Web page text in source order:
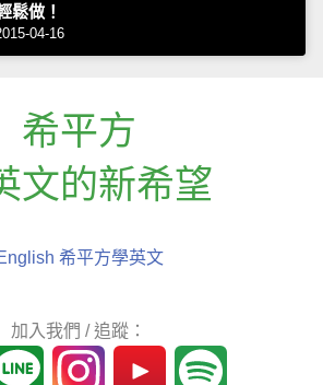
鬆做！
04-16
希平方
文的新希望
希平方學英文
加入我們 / 追蹤：